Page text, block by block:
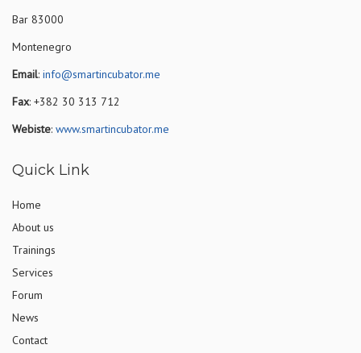
Bar 83000
Montenegro
Email: info@smartincubator.me
Fax: +382 30 313 712
Webiste: www.smartincubator.me
Quick Link
Home
About us
Trainings
Services
Forum
News
Contact